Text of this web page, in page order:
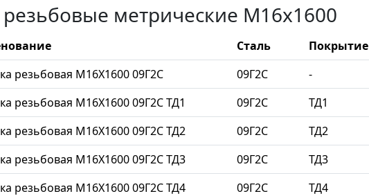
метрические М16x1600
Сталь Покрытие
резьбовая М16Х1600 09Г2С 09Г2С -
резьбовая М16Х1600 09Г2С ТД1 09Г2С ТД1
резьбовая М16Х1600 09Г2С ТД2 09Г2С ТД2
резьбовая М16Х1600 09Г2С ТД3 09Г2С ТД3
резьбовая М16Х1600 09Г2С ТД4 09Г2С ТД4